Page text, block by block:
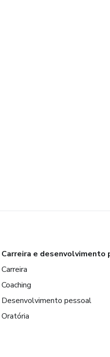
Carreira e desenvolvimento
Carreira
Coaching
Desenvolvimento pessoal
Oratória